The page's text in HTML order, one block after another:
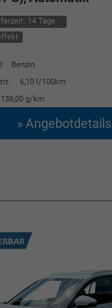
14 Tage
Benzin
6,10 l/100km
138,00 g/km
» Angebotdetails